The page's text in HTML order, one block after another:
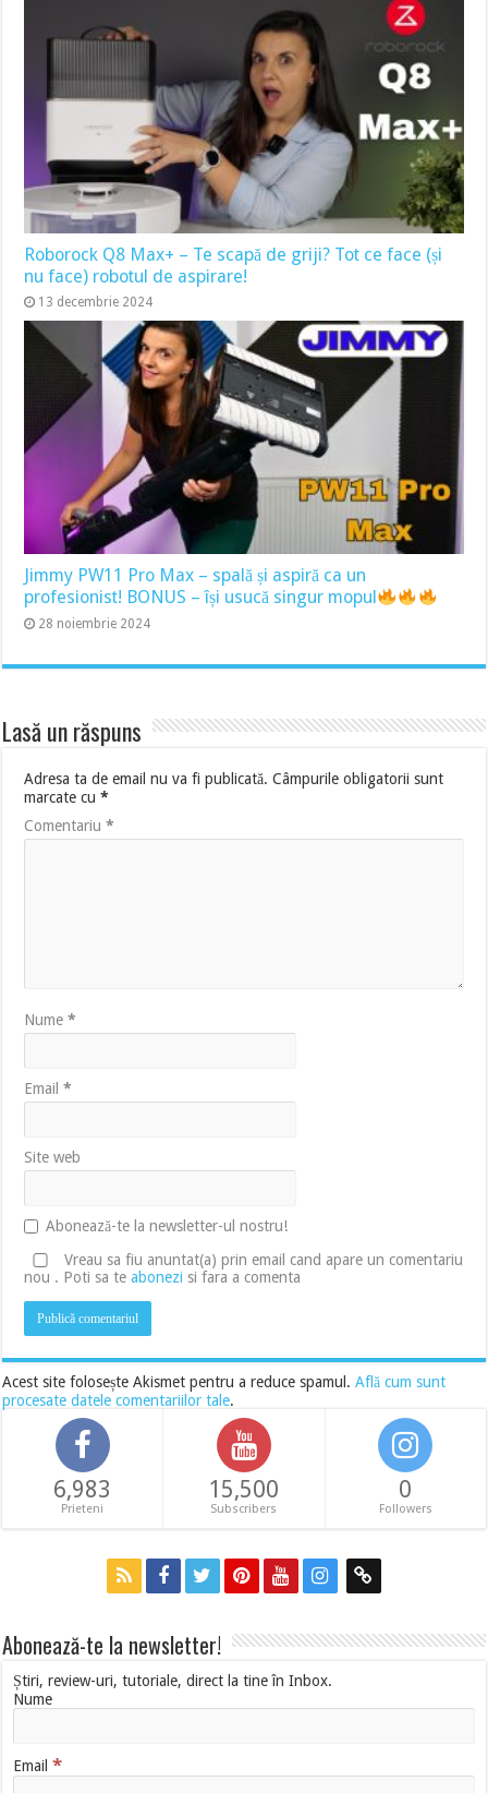
Roborock Q8 Max+ – Te scapă de griji? Tot ce face (și
nu face) robotul de aspirare!
13 decembrie 2024
Jimmy PW11 Pro Max – spală și aspiră ca un
profesionist! BONUS – își usucă singur mopul
28 noiembrie 2024
Lasă un răspuns
Adresa ta de email nu va fi publicată. Câmpurile obligatorii sunt
marcate cu*
Comentariu*
Nume*
Email*
Site web
Abonează-te la newsletter-ul nostru!
Vreau sa fiu anuntat(a) prin email cand apare un comentariu
nou . Poti sa teabonezi si fara a comenta
Acest site folosește Akismet pentru a reduce spamul.Află cum sunt
procesate datele comentariilor tale.
6,983
Prieteni
15,500
Subscribers
0
Followers
Abonează-te la newsletter!
Știri, review-uri, tutoriale, direct la tine în Inbox.
Nume
Email*